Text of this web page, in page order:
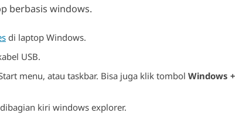
berbasis windows.
di laptop Windows.
USB.
menu, atau taskbar. Bisa juga klik tombol Windows +
kiri windows explorer.